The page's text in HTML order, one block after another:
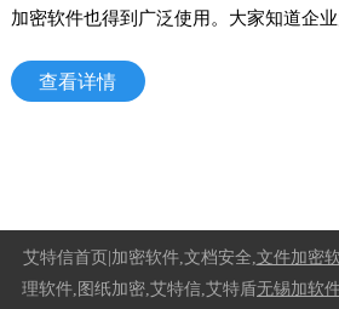
加密软件也得到广泛使用。大家知道企
查看详情
艾特信首页|加密软件,文档安全 文件加密
理软件 图纸加密,艾特信,艾特盾无锡加软